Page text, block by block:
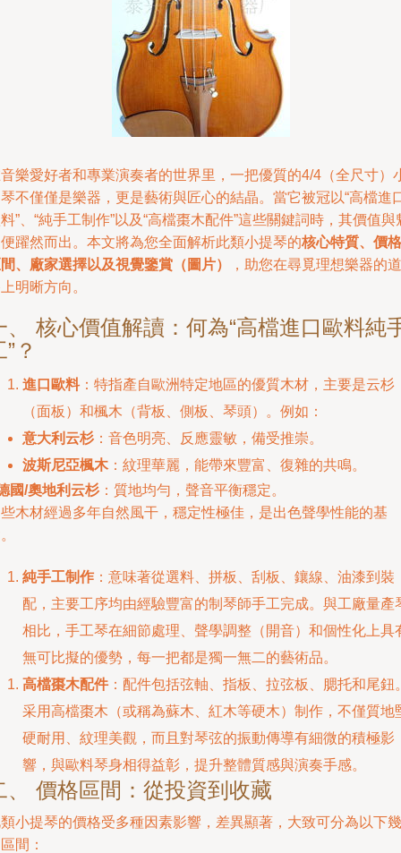
樂愛好者和專業演奏者的世界里，一把優質的4/4（全尺寸）
不僅僅是樂器，更是藝術與匠心的結晶。當它被冠以“高檔進
”、“純手工制作”以及“高檔棗木配件”這些關鍵詞時，其價值與
躍然而出。本文將為您全面解析此類小提琴的核心特質、價格
、廠家選擇以及視覺鑒賞（圖片）
，助您在尋覓理想樂器的道
明晰方向。
、 核心價值解讀：何為“高檔進口歐料純
？
進口歐料：特指產自歐洲特定地區的優質木材，主要是云杉
（面板）和楓木（背板、側板、琴頭）。例如：
意大利云杉 ：音色明亮、反應靈敏，備受推崇。
波斯尼亞楓木：紋理華麗，能帶來豐富、復雜的共鳴。
國/奧地利云杉 ：質地均勻，聲音平衡穩定。
木材經過多年自然風干，穩定性極佳，是出色聲學性能的基
純手工制作 ：意味著從選料、拼板、刮板、鑲線、油漆到裝
配，主要工序均由經驗豐富的制琴師手工完成。與工廠量產
相比，手工琴在細節處理、聲學調整（開音）和個性化上具
無可比擬的優勢，每一把都是獨一無二的藝術品。
高檔棗木配件：配件包括弦軸、指板、拉弦板、腮托和尾鈕
采用高檔棗木（或稱為蘇木、紅木等硬木）制作，不僅質地
硬耐用、紋理美觀，而且對琴弦的振動傳導有細微的積極影
響，與歐料琴身相得益彰，提升整體質感與演奏手感。
、 價格區間：從投資到收藏
小提琴的價格受多種因素影響，差異顯著，大致可分為以下幾
間：